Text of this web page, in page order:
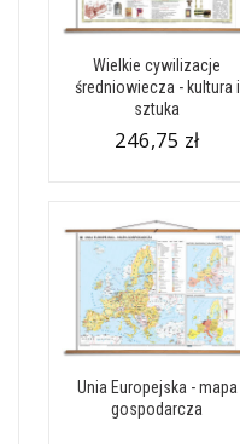
Wielkie cywilizacje
średniowiecza - kultura i
sztuka
246,75 zł
Unia Europejska - mapa
gospodarcza